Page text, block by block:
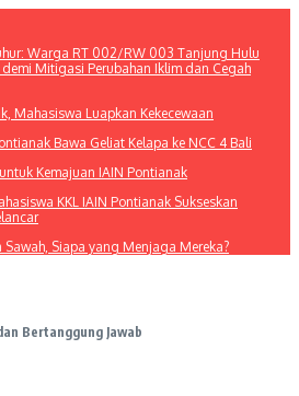
Warga RT 002/RW 003 Tanjung Hulu
Mitigasi Perubahan Iklim dan Cegah
Mahasiswa Luapkan Kekecewaan
Bawa Geliat Kelapa ke NCC 4 Bali
Kemajuan IAIN Pontianak
KKL IAIN Pontianak Sukseskan
Siapa yang Menjaga Mereka?
Bertanggung Jawab